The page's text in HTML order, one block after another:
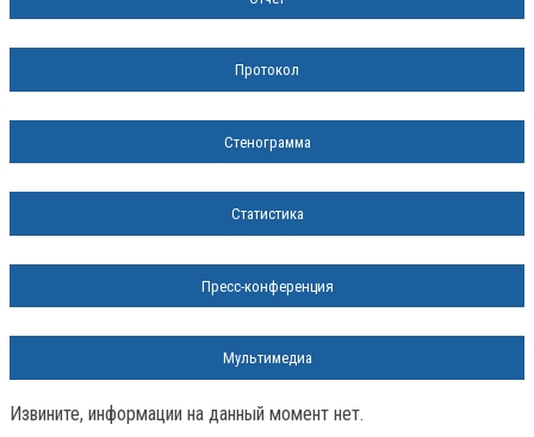
Протокол
Стенограмма
Статистика
Пресс-конференция
Мультимедиа
Извините, информации на данный момент нет.